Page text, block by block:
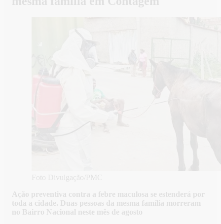
Foto Divulgação/PMC
Ação preventiva contra a febre maculosa se estenderá por
toda a cidade. Duas pessoas da mesma família morreram
no Bairro Nacional neste mês de agosto